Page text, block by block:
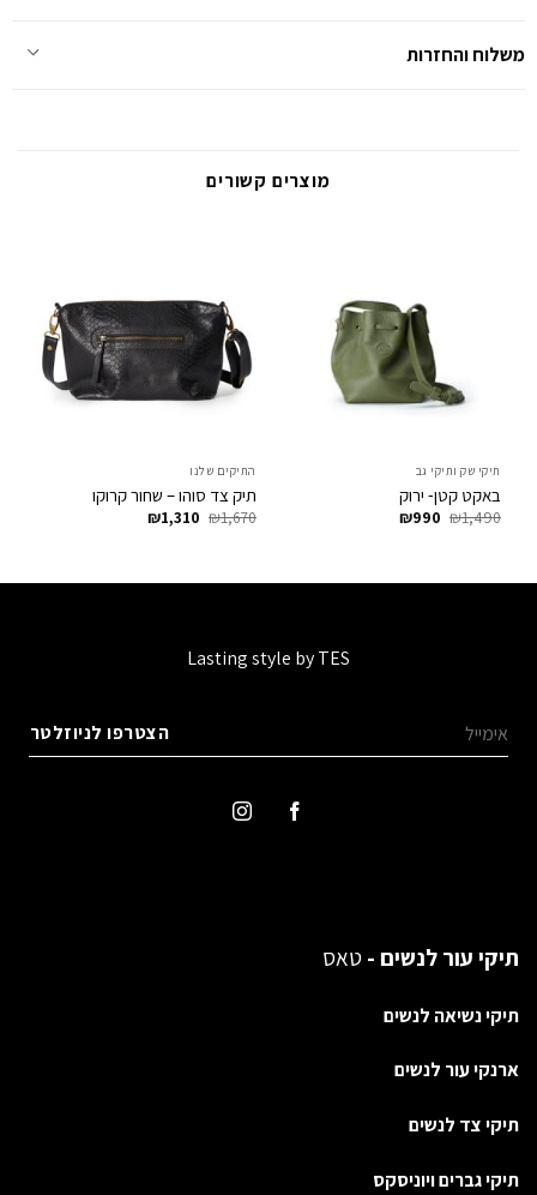
משלוח והחזרות
מוצרים קשורים
תיקי שק ותיקי גב
באקט קטן- ירוק
₪1,490 המחיר
₪990 המחיר
התיקים שלנו
תיק צד סוהו – שחור קרוקו
₪1,670 המחיר
המקורי
₪1,310 המחיר
Lasting style by TES
תיקי עור לנשים -טאס
תיקי נשיאה לנשים
ארנקי עור לנשים
תיקי צד לנשים
תיקי גברים ויוניסקס